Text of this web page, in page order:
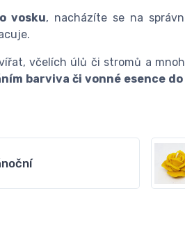
vosku, nacházíte se na
včelích úlů či stromů a
barviva či vonné esence do